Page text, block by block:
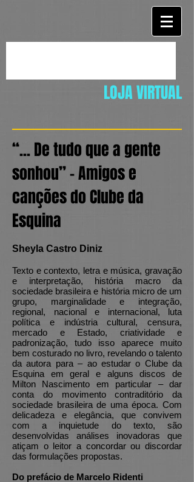
LOJA VIRTUAL
“... De tudo que a gente
sonhou” – Amigos e
canções do Clube da
Esquina
Sheyla Castro Diniz
Texto e contexto, letra e música, gravação
e interpretação, história macro da
sociedade brasileira e história micro de um
grupo, marginalidade e integração,
regional, nacional e internacional, luta
política e indústria cultural, censura,
mercado e Estado, criatividade e
padronização, tudo isso aparece muito
bem costurado no livro, revelando o talento
da autora para – ao estudar o Clube da
Esquina em geral e alguns discos de
Milton Nascimento em particular – dar
conta do movimento contraditório da
sociedade brasileira de uma época. Com
delicadeza e elegância, que convivem
com a inquietude do texto, são
desenvolvidas análises inovadoras que
atiçam o leitor a concordar ou discordar
das formulações propostas.
Do prefácio de Marcelo Ridenti